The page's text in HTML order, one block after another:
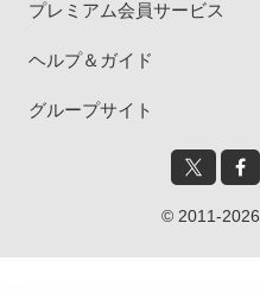
プレミアム会員サービス
ヘルプ＆ガイド
グループサイト
© 2011-2026